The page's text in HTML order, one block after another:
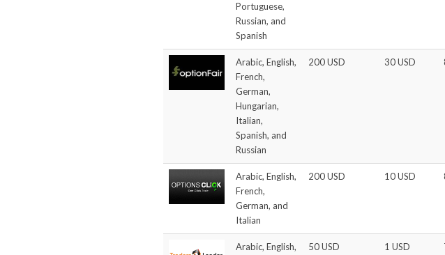
Portuguese,
Russian, and
Spanish
Arabic, English,
French,
German,
Hungarian,
Italian,
Spanish, and
Russian
200 USD 30 USD
Arabic, English,
French,
German, and
Italian
200 USD 10 USD
Arabic, English,
50 USD 1 USD